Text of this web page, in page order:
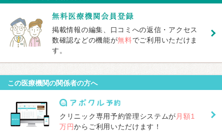
掲載情報の編集、口コミへの返信・アクセス
数確認などの機能が無料でご利用いただけま
す。
この医療機関の関係者の方へ
クリニック専用予約管理システムが 月額1
万円からご利用いただけます！